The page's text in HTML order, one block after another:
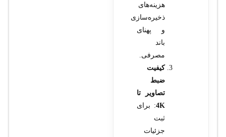
هزینه‌های
ذخیره‌سازی
و پهنای
باند
مصرفی.
کیفیت
ضبط
تصاویر تا
4K: برای
ثبت
جزئیات